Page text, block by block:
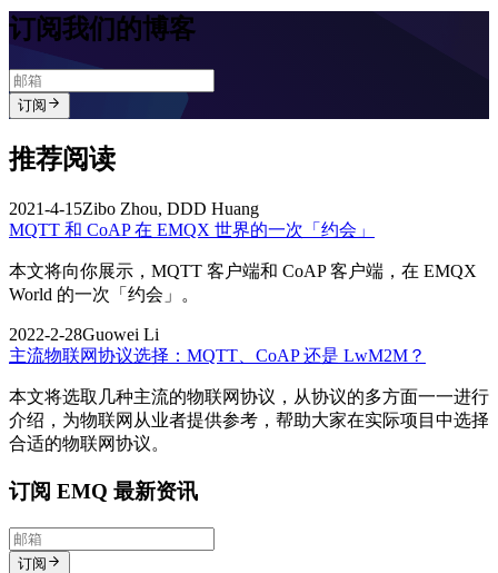
订阅我们的博客
订阅
推荐阅读
2021-4-15Zibo Zhou, DDD Huang
MQTT 和 CoAP 在 EMQX 世界的一次「约会」
本文将向你展示，MQTT 客户端和 CoAP 客户端，在 EMQX
World 的一次「约会」。
2022-2-28Guowei Li
主流物联网协议选择：MQTT、CoAP 还是 LwM2M？
本文将选取几种主流的物联网协议，从协议的多方面一一进行
介绍，为物联网从业者提供参考，帮助大家在实际项目中选择
合适的物联网协议。
订阅 EMQ 最新资讯
订阅